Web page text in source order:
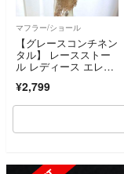
マフラー/ショール
【グレースコンチネン
タル】 レースストー
ル レディース エレガ
ュ ショール 結婚式 パ
ーティー お呼ばれ
¥2,799